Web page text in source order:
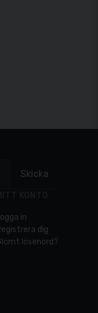
Skicka
in
dig
lösenord?